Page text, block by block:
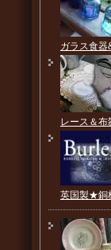
ガラス食器
レース＆布
英国製★銅